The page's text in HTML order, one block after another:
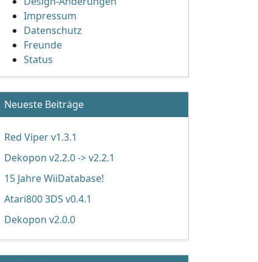
Impressum
Datenschutz
Freunde
Status
Neueste Beiträge
Red Viper v1.3.1
Dekopon v2.2.0 -> v2.2.1
15 Jahre WiiDatabase!
Atari800 3DS v0.4.1
Dekopon v2.0.0